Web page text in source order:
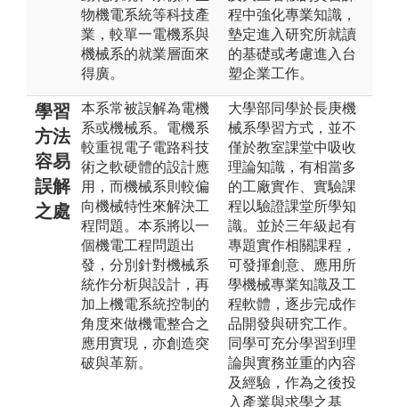
物機電系統等科技產
業，較單一電機系與
機械系的就業層面來
得廣。
程中強化專業知識，
墊定進入研究所就讀
的基礎或考慮進入台
塑企業工作。
學習
方法
容易
誤解
之處
本系常被誤解為電機
系或機械系。電機系
較重視電子電路科技
術之軟硬體的設計應
用，而機械系則較偏
向機械特性來解決工
程問題。本系將以一
個機電工程問題出
發，分別針對機械系
統作分析與設計，再
加上機電系統控制的
角度來做機電整合之
應用實現，亦創造突
破與革新。
大學部同學於長庚機
械系學習方式，並不
僅於教室課堂中吸收
理論知識，有相當多
的工廠實作、實驗課
程以驗證課堂所學知
識。並於三年級起有
專題實作相關課程，
可發揮創意、應用所
學機械專業知識及工
程軟體，逐步完成作
品開發與研究工作。
同學可充分學習到理
論與實務並重的內容
及經驗，作為之後投
入產業與求學之基